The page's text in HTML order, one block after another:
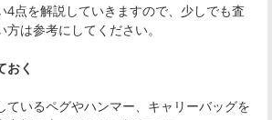
4点を解説していきますので、少しでも査
は参考にしてください。
おく
ているペグやハンマー、キャリーバッグを